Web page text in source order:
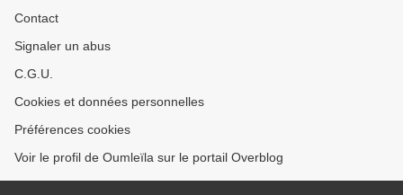
Contact
Signaler un abus
C.G.U.
Cookies et données personnelles
Préférences cookies
Voir le profil de Oumleïla sur le portail Overblog